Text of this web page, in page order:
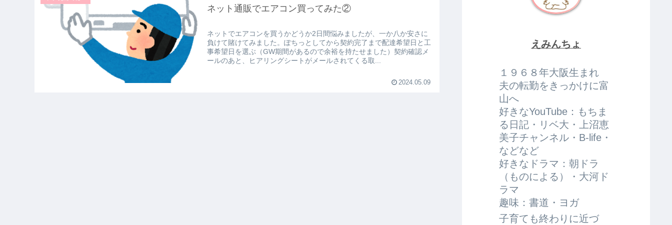
ネット通販でエアコン買ってみた②
ネットでエアコンを買うかどうか2日間悩みましたが、一か八か安さに
負けて賭けてみました。ぽちっとしてから契約完了まで配達希望日と工
事希望日を選ぶ（GW期間があるので余裕を持たせました）契約確認メ
ールのあと、ヒアリングシートがメールされてくる取...
2024.05.09
えみんちょ
１９６８年大阪生まれ
夫の転勤をきっかけに富
山へ
好きなYouTube：もちま
る日記・リベ大・上沼恵
美子チャンネル・B-life・
などなど
好きなドラマ：朝ドラ
（ものによる）・大河ド
ラマ
趣味：書道・ヨガ
子育ても終わりに近づ